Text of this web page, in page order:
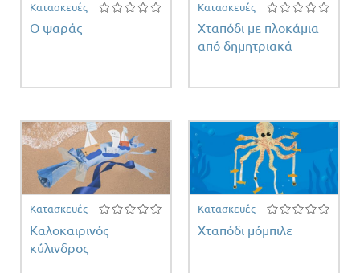
Κατασκευές
Ο ψαράς
Κατασκευές
Χταπόδι με πλοκάμια
από δημητριακά
Κατασκευές
Καλοκαιρινός
κύλινδρος
Κατασκευές
Χταπόδι μόμπιλε